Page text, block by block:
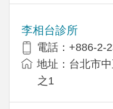
李相台診所
電話：+886-2-
地址：台北市
之1